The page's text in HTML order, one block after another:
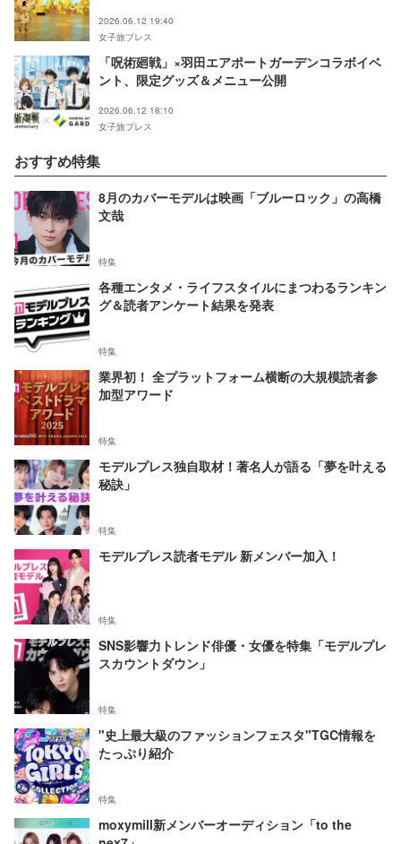
2026.06.12 19:40
女子旅プレス
「呪術廻戦」×羽田エアポートガーデンコラボイベ
ント、限定グッズ＆メニュー公開
2026.06.12 18:10
女子旅プレス
おすすめ特集
8月のカバーモデルは映画「ブルーロック」の高橋
文哉
特集
各種エンタメ・ライフスタイルにまつわるランキン
グ＆読者アンケート結果を発表
特集
業界初！ 全プラットフォーム横断の大規模読者参
加型アワード
特集
モデルプレス独自取材！著名人が語る「夢を叶える
秘訣」
特集
モデルプレス読者モデル 新メンバー加入！
特集
SNS影響力トレンド俳優・女優を特集「モデルプレ
スカウントダウン」
特集
"史上最大級のファッションフェスタ"TGC情報を
たっぷり紹介
特集
moxymill新メンバーオーディション「to the